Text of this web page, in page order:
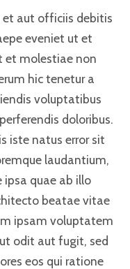
et aut officiis debitis
eveniet ut et
et molestiae non
hic tenetur a
voluptatibus
doloribus.
iste natus error sit
laudantium,
quae ab illo
beatae vitae
ipsam voluptatem
odit aut fugit, sed
eos qui ratione